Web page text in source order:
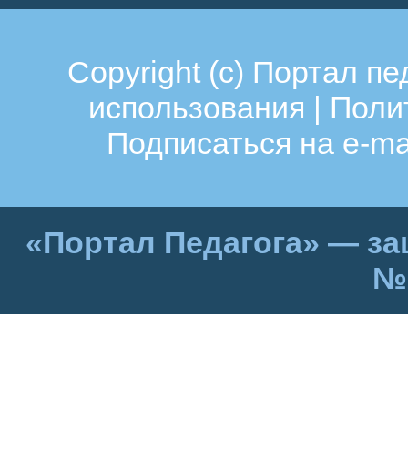
Copyright (c) Портал
использования |
Подписаться на e-
«Портал Педагога» —